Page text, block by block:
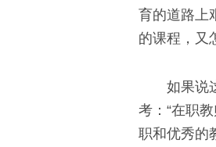
育的道路上
的课程，又
如果说这
考：“在职
职和优秀的